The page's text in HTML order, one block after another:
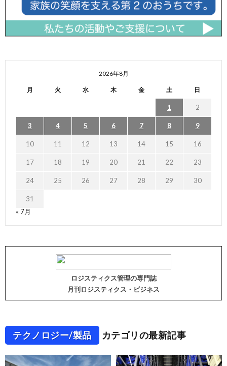
2026年8月
月 火 水 木 金 土 日
1 2
3 4 5 6 7 8 9
10 11 12 13 14 15 16
17 18 19 20 21 22 23
24 25 26 27 28 29 30
31
« 7月
ロジスティクス管理の専門誌
月刊ロジスティクス・ビジネス
テクノロジー/製品 カテゴリの最新記事